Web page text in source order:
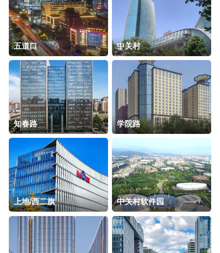
五道口 中关村
知春路 学院路
上地/西二旗 中关村软件园